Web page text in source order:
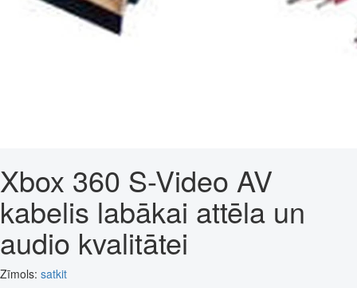
Xbox 360 S-Video AV
kabelis labākai attēla un
audio kvalitātei
Zīmols: satkit